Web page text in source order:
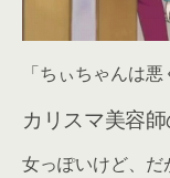
「ちぃちゃんは悪
カリスマ美容師
女っぽいけど、だ